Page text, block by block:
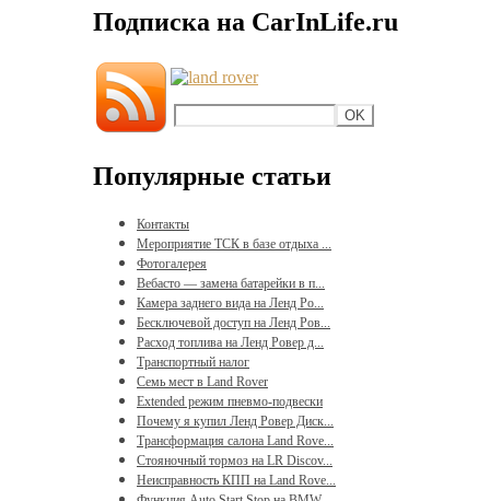
Подписка на CarInLife.ru
Популярные статьи
Контакты
Мероприятие ТСК в базе отдыха ...
Фотогалерея
Вебасто — замена батарейки в п...
Камера заднего вида на Ленд Ро...
Бесключевой доступ на Ленд Ров...
Расход топлива на Ленд Ровер д...
Транспортный налог
Семь мест в Land Rover
Extended режим пневмо-подвески
Почему я купил Ленд Ровер Диск...
Трансформация салона Land Rove...
Стояночный тормоз на LR Discov...
Неисправность КПП на Land Rove...